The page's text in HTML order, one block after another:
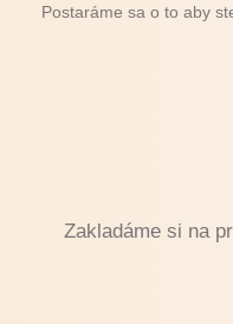
Postaráme sa o to aby
Zakladáme si na